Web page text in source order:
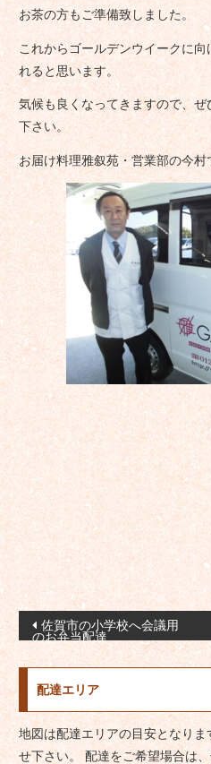
お茶の方もご準備致しました。
これからゴールデンウイークに
れると思います。
気候も良くなってきますので、
下さい。
お届け料理雅叙苑・営業部の今村
投
稿
ナ
ビ
ゲ
ー
佐賀市の小学校へ会議用
のお弁当配達
配達エリア
地図は配達エリアの目安となり
せ下さい。 配達をご希望場合は